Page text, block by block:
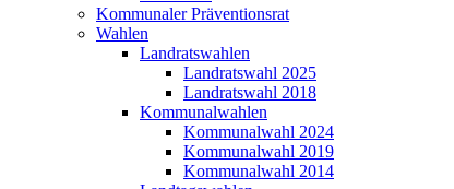
Kommunaler Präventionsrat
Wahlen
Landratswahlen
Landratswahl 2025
Landratswahl 2018
Kommunalwahlen
Kommunalwahl 2024
Kommunalwahl 2019
Kommunalwahl 2014